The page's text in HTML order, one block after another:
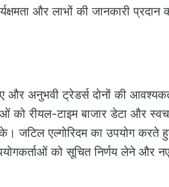
और लाभों की जानकारी प्रदान
और अनुभवी ट्रेडर्स दोनों की
को रीयल-टाइम बाजार डेटा और
जटिल एल्गोरिदम का उपयोग
को सूचित निर्णय लेने और